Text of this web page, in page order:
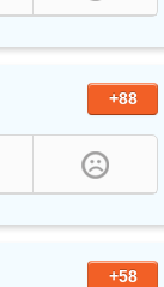
+88
+58